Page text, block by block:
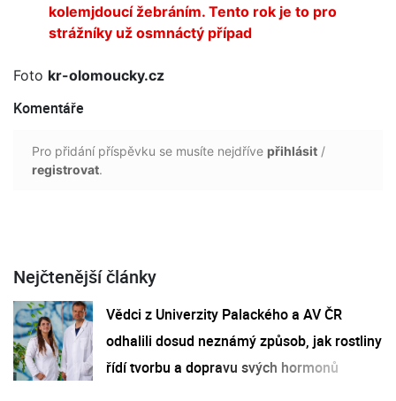
kolemjdoucí žebráním. Tento rok je to pro
strážníky už osmnáctý případ
Foto kr-olomoucky.cz
Komentáře
Pro přidání příspěvku se musíte nejdříve přihlásit /
registrovat.
Nejčtenější články
Vědci z Univerzity Palackého a AV ČR
odhalili dosud neznámý způsob, jak rostliny
řídí tvorbu a dopravu svých hormonů